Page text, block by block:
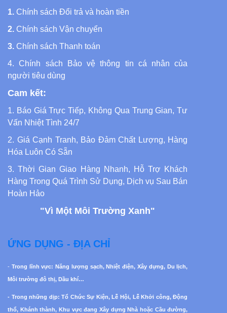
1. Chính sách Đổi trả và hoàn tiền
2. Chính sách Vận chuyển
3. Chính sách Thanh toán
4. Chính sách Bảo vệ thông tin cá nhân của
người tiêu dùng
Cam kết:
1. Báo Giá Trực Tiếp, Không Qua Trung Gian, Tư
Vấn Nhiệt Tình 24/7
2. Giá Cạnh Tranh, Bảo Đảm Chất Lượng, Hàng
Hóa Luôn Có Sẵn
3. Thời Gian Giao Hàng Nhanh, Hỗ Trợ Khách
Hàng Trong Quá Trình Sử Dụng, Dịch vụ Sau Bán
Hoàn Hảo
"Vì Một Môi Trường Xanh"
ỨNG DỤNG - ĐỊA CHỈ
- Trong lĩnh vực: Năng lượng sạch, Nhiệt điện, Xây dựng, Du lịch,
Môi trường đô thị, Dầu khí…
- Trong những dịp: Tổ Chức Sự Kiện, Lễ Hội, Lễ Khởi công, Động
thổ, Khánh thành, Khu vực đang Xây dựng Nhà hoặc Cầu đường,